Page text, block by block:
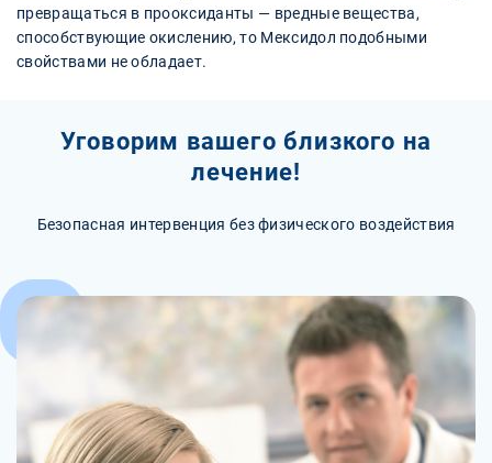
превращаться в прооксиданты — вредные вещества,
способствующие окислению, то Мексидол подобными
свойствами не обладает.
Уговорим вашего близкого на
лечение!
Безопасная интервенция без физического воздействия